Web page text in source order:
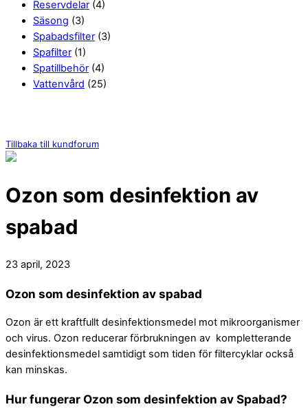
Reservdelar (4)
Säsong (3)
Spabadsfilter (3)
Spafilter (1)
Spatillbehör (4)
Vattenvård (25)
Tillbaka till kundforum
Ozon som desinfektion av
spabad
23 april, 2023
Ozon som desinfektion av spabad
Ozon är ett kraftfullt desinfektionsmedel mot mikroorganismer
och virus. Ozon reducerar förbrukningen av kompletterande
desinfektionsmedel samtidigt som tiden för filtercyklar också
kan minskas.
Hur fungerar Ozon som desinfektion av Spabad?